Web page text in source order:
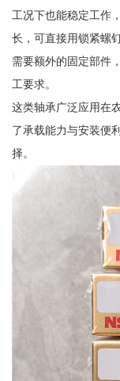
工况下也能稳定工作
长，可直接用锁紧螺
需要额外的固定部件
工要求。
这类轴承广泛应用在
了承载能力与安装便
择。